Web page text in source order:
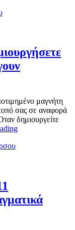
μαγνήτη
σας σε αναφορά
δημιουργείτε